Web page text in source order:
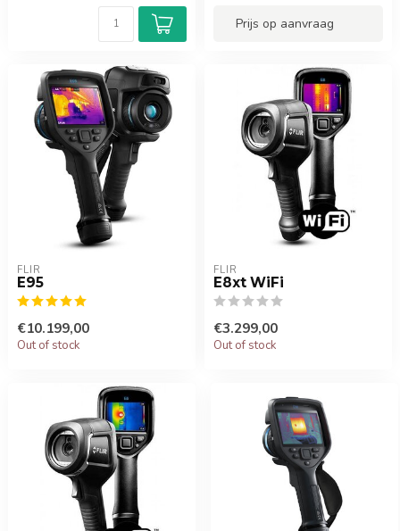
Prijs op aanvraag
FLIR
E95
€10.199,00
Out of stock
FLIR
E8xt WiFi
€3.299,00
Out of stock